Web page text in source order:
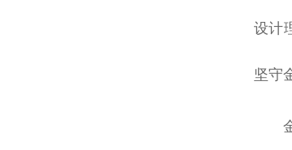
设计
坚守